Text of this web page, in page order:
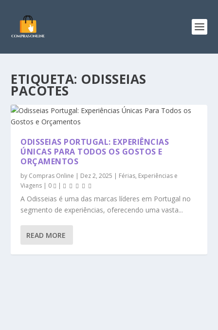
ETIQUETA: ODISSEIAS
PACOTES
ODISSEIAS PORTUGAL: EXPERIÊNCIAS
ÚNICAS PARA TODOS OS GOSTOS E
ORÇAMENTOS
by Compras Online | Dez 2, 2025 | Férias, Experiências e
Viagens | 0 |
A Odisseias é uma das marcas líderes em Portugal no
segmento de experiências, oferecendo uma vasta...
READ MORE